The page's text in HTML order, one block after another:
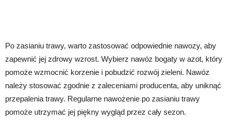
Po zasianiu trawy, warto zastosować odpowiednie nawozy, aby
zapewnić jej zdrowy wzrost. Wybierz nawóz bogaty w azot, który
pomoże wzmocnić korzenie i pobudzić rozwój zieleni. Nawóz
należy stosować zgodnie z zaleceniami producenta, aby uniknąć
przepalenia trawy. Regularne nawożenie po zasianiu trawy
pomoże utrzymać jej piękny wygląd przez cały sezon.